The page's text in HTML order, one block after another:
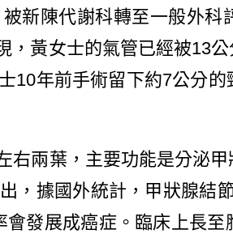
新陳代謝科轉至一般外科
，黃女士的氣管已經被13公
10年前手術留下約7公分的
兩葉，主要功能是分泌甲
，據國外統計，甲狀腺結
會發展成癌症。臨床上長